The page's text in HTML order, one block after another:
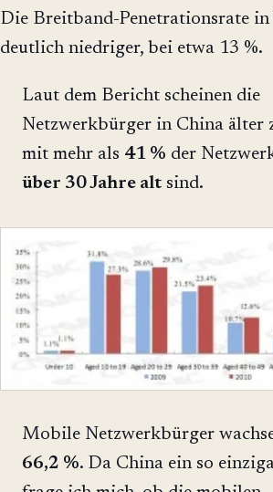
Die Breitband-Penetrationsrate
deutlich niedriger, bei etwa 13 %.
Laut dem Bericht scheinen die
Netzwerkbürger in China älter
mit mehr als 41 % der
über 30 Jahre alt sind.
Mobile Netzwerkbürger
66,2 %. Da China ein so